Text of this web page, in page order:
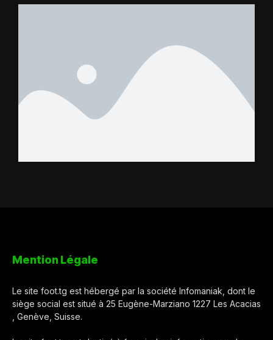
Mention Légale
Le site foot.tg est hébergé par la société Infomaniak, dont le
siège social est situé à 25 Eugène-Marziano 1227 Les Acacias
, Genève, Suisse.